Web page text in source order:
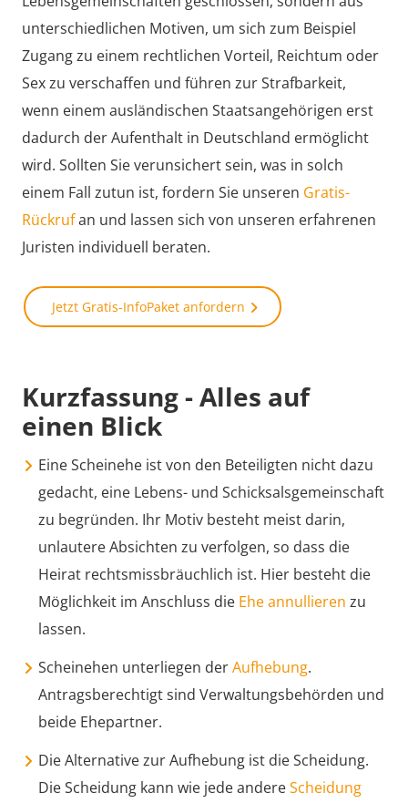
unterschiedlichen Motiven, um sich zum Beispiel
Zugang zu einem rechtlichen Vorteil, Reichtum oder
Sex zu verschaffen und führen zur Strafbarkeit,
wenn einem ausländischen Staatsangehörigen erst
dadurch der Aufenthalt in Deutschland ermöglicht
wird. Sollten Sie verunsichert sein, was in solch
einem Fall zutun ist, fordern Sie unseren Gratis-
Rückrufan und lassen sich von unseren erfahrenen
Juristen individuell beraten.
Jetzt Gratis-InfoPaket anfordern
Kurzfassung - Alles auf
einen Blick
Eine Scheinehe ist von den Beteiligten nicht dazu
gedacht, eine Lebens- und Schicksalsgemeinschaft
zu begründen. Ihr Motiv besteht meist darin,
unlautere Absichten zu verfolgen, so dass die
Heirat rechtsmissbräuchlich ist. Hier besteht die
Möglichkeit im Anschluss die Ehe annullieren zu
lassen.
Scheinehen unterliegen derAufhebung.
Antragsberechtigt sind Verwaltungsbehörden und
beide Ehepartner.
Die Alternative zur Aufhebung ist die Scheidung.
Die Scheidung kann wie jede andereScheidung